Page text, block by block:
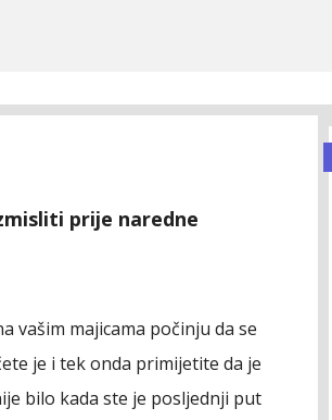
prije naredne
vašim majicama počinju da se
je i tek onda primijetite da je
bilo kada ste je posljednji put